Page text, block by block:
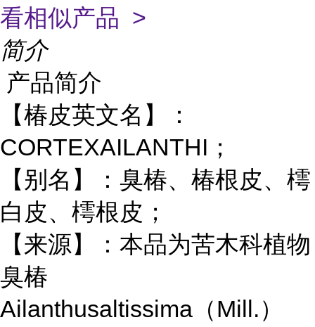
看相似产品 >
简介
产品简介
【椿皮英文名】：
CORTEXAILANTHI；
【别名】：臭椿、椿根皮、樗
白皮、樗根皮；
【来源】：本品为苦木科植物
臭椿
Ailanthusaltissima（Mill.）